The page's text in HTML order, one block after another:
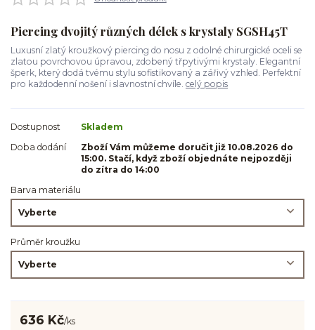
Piercing dvojitý různých délek s krystaly SGSH45T
Luxusní zlatý kroužkový piercing do nosu z odolné chirurgické oceli se
zlatou povrchovou úpravou, zdobený třpytivými krystaly. Elegantní
šperk, který dodá tvému stylu sofistikovaný a zářivý vzhled. Perfektní
pro každodenní nošení i slavnostní chvíle. celý popis
Dostupnost
Skladem
Doba dodání
Zboží Vám můžeme doručit již 10.08.2026 do
15:00. Stačí, když zboží objednáte nejpozději
do zítra do 14:00
Barva materiálu
Průměr kroužku
636 Kč/ks